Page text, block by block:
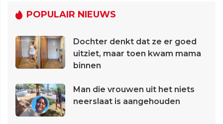
POPULAIR NIEUWS
Dochter denkt dat ze er goed
uitziet, maar toen kwam mama
binnen
Man die vrouwen uit het niets
neerslaat is aangehouden